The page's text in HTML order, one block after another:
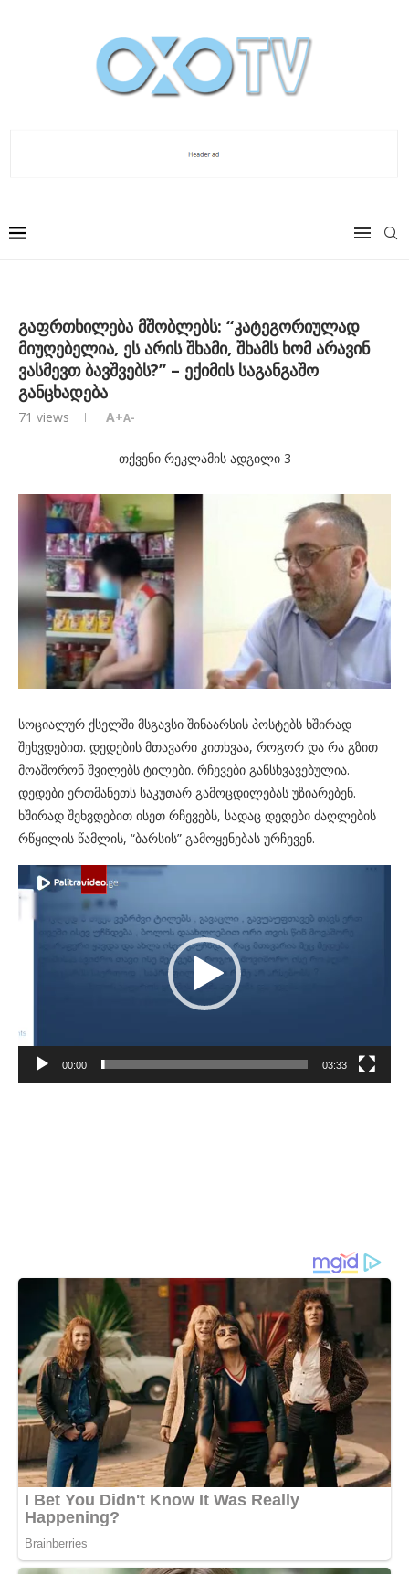
გაფრთხილება მშობლებს: “კატეგორიულად
მიუღებელია, ეს არის შხამი, შხამს ხომ არავინ
ვასმევთ ბავშვებს?” – ექიმის საგანგაშო
განცხადება
71 views A+A-
თქვენი რეკლამის ადგილი 3
სოციალურ ქსელში მსგავსი შინაარსის პოსტებს ხშირად
შეხვდებით. დედების მთავარი კითხვაა, როგორ და რა გზით
მოაშორონ შვილებს ტილები. რჩევები განსხვავებულია.
დედები ერთმანეთს საკუთარ გამოცდილებას უზიარებენ.
ხშირად შეხვდებით ისეთ რჩევებს, სადაც დედები ძაღლების
რწყილის წამლის, “ბარსის” გამოყენებას ურჩევენ.
Video
Player
00:00 03:33